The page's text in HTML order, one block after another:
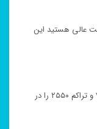
۷۰۰ شانه با تراکم ۲۲۵۰ با کیفیت عالی هستید این
این دستگاه دقیقا کیفیت فرش ماشینی با شانه ۷۰۰ و تراکم ۲۵۵۰ را در